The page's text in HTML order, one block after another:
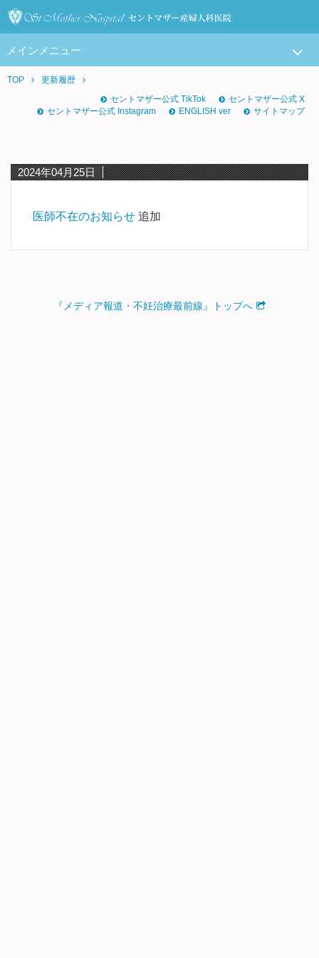
メインメニュー
TOP
更新履歴
セントマザー公式 TikTok
セントマザー公式 X
セントマザー公式 Instagram
ENGLISH ver サイトマップ
2024年04月25日
医師不在のお知らせ 追加
『メディア報道・不妊治療最前線』トップへ